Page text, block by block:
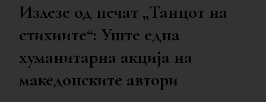
Излезе од печат „Танцот на
стихиите“: Уште една
хуманитарна акција на
македонските автори